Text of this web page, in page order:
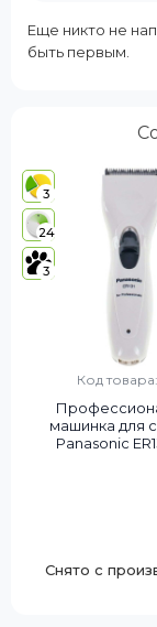
Еще никто не
быть первым.
3
24
3
Код
машинка для
Panasonic
Снято с